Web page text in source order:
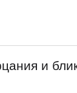
и